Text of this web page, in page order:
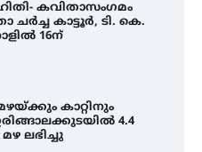
കാറ്റിനും
4.4
മഴ ലഭിച്ചു
നിന്ന്
നേടിയ എൻ. ആര്യ